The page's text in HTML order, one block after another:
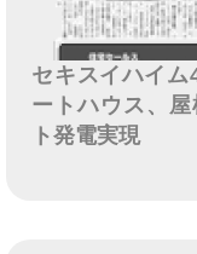
セキスイハイ
ートハウス、
ト発電実現